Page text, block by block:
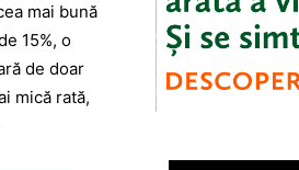
mai bună
15%, o
de doar
mică rată,